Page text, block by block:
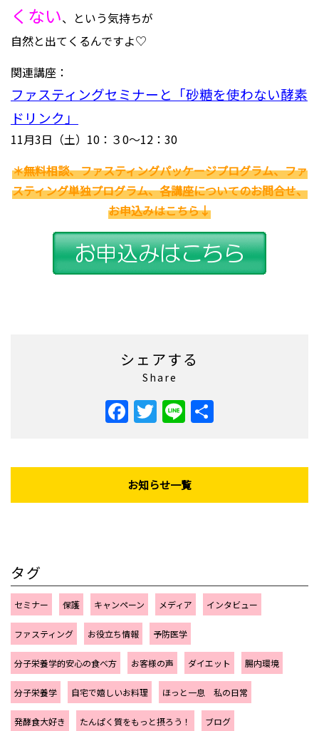
くない、という気持ちが
自然と出てくるんですよ♡
関連講座：
ファスティングセミナーと「砂糖を使わない酵素
ドリンク」
11月3日（土）10：３0～12：30
＊無料相談、ファスティングパッケージプログラム、ファ
スティング単独プログラム、各講座についてのお問合せ、
お申込みはこちら↓
シェアする
Share
Facebook
Twitter
Line
お知らせ一覧
タグ
セミナー 保護 キャンペーン メディア インタビュー
ファスティング お役立ち情報 予防医学
分子栄養学的安心の食べ方 お客様の声 ダイエット 腸内環境
分子栄養学 自宅で嬉しいお料理 ほっと一息 私の日常
発酵食大好き たんぱく質をもっと摂ろう！ ブログ